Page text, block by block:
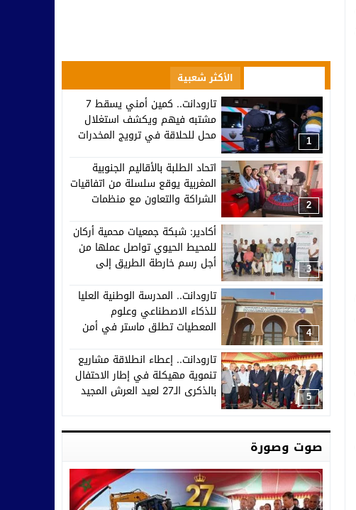
صوت وصورة
الأكثر شعبية
1
تارودانت.. كمين أمني يسقط 7
مشتبه فيهم ويكشف استغلال
محل للحلاقة في ترويج المخدرات
2
اتحاد الطلبة بالأقاليم الجنوبية
المغربية يوقع سلسلة من اتفاقيات
الشراكة والتعاون مع منظمات
3
أكادير: شبكة جمعيات محمية أركان
للمحيط الحيوي تواصل عملها من
أجل رسم خارطة الطريق إلى
4
تارودانت.. المدرسة الوطنية العليا
للذكاء الاصطناعي وعلوم
المعطيات تطلق ماستر في أمن
5
تارودانت.. إعطاء انطلاقة مشاريع
تنموية مهيكلة في إطار الاحتفال
بالذكرى الـ27 لعيد العرش المجيد